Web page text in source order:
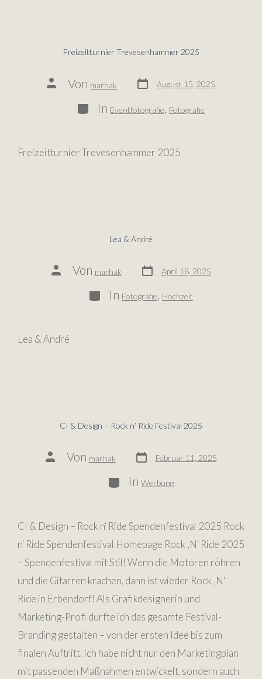
Freizeitturnier Trevesenhammer 2025
Von marhak August 15, 2025
In Eventfotografie Fotografie
Freizeitturnier Trevesenhammer 2025
Lea & André
Von marhak April 18, 2025
In Fotografie, Hochzeit
Lea & André
CI & Design – Rock n‘ Ride Festival 2025
Von marhak Februar 11, 2025
In Werbung
CI & Design – Rock n‘ Ride Spendenfestival 2025 Rock
n‘ Ride Spendenfestival Homepage Rock ‚N‘ Ride 2025
– Spendenfestival mit Stil! Wenn die Motoren röhren
und die Gitarren krachen, dann ist wieder Rock ‚N‘
Ride in Erbendorf! Als Grafikdesignerin und
Marketing-Profi durfte ich das gesamte Festival-
Branding gestalten – von der ersten Idee bis zum
finalen Auftritt. Ich habe nicht nur den Marketingplan
mit passenden Maßnahmen entwickelt, sondern auch